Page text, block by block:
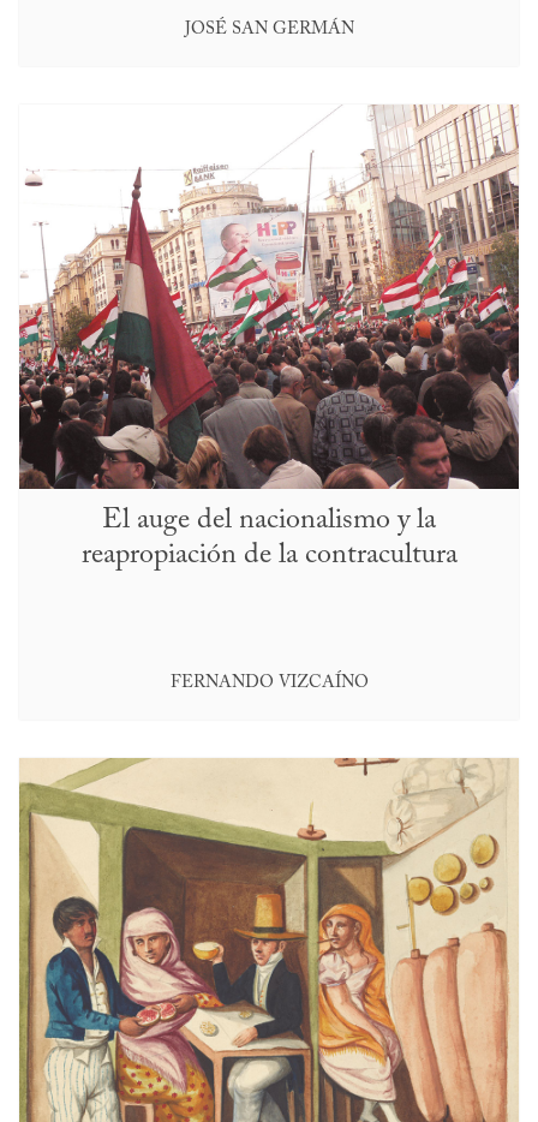
JOSÉ SAN GERMÁN
El auge del nacionalismo y la
reapropiación de la contracultura
FERNANDO VIZCAÍNO